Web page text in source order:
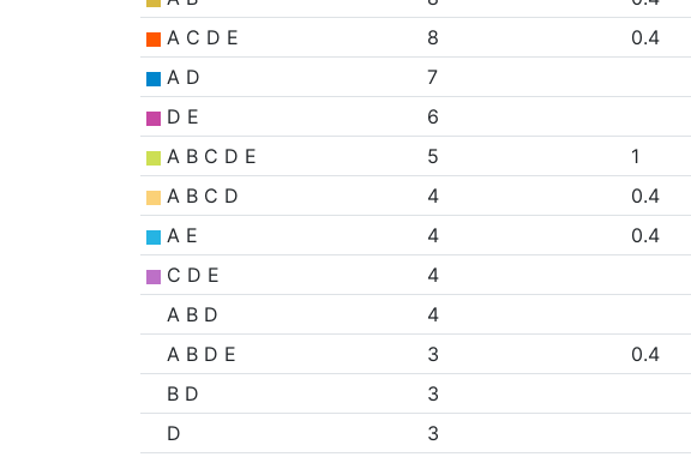
A C D E
8
0.4
A D
7
D E
6
A B C D E
5
1
A B C D
4
0.4
A E
4
0.4
C D E
4
A B D
4
A B D E
3
0.4
B D
3
D
3